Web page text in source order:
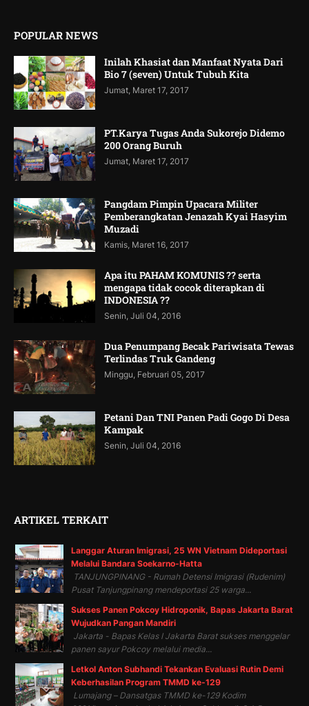
POPULAR NEWS
Inilah Khasiat dan Manfaat Nyata Dari
Bio 7 (seven) Untuk Tubuh Kita
Jumat, Maret 17, 2017
PT.Karya Tugas Anda Sukorejo Didemo
200 Orang Buruh
Jumat, Maret 17, 2017
Pangdam Pimpin Upacara Militer
Pemberangkatan Jenazah Kyai Hasyim
Muzadi
Kamis, Maret 16, 2017
Apa itu PAHAM KOMUNIS ?? serta
mengapa tidak cocok diterapkan di
INDONESIA ??
Senin, Juli 04, 2016
Dua Penumpang Becak Pariwisata Tewas
Terlindas Truk Gandeng
Minggu, Februari 05, 2017
Petani Dan TNI Panen Padi Gogo Di Desa
Kampak
Senin, Juli 04, 2016
ARTIKEL TERKAIT
Langgar Aturan Imigrasi, 25 WN Vietnam Dideportasi
Melalui Bandara Soekarno-Hatta
TANJUNGPINANG - Rumah Detensi Imigrasi (Rudenim)
Pusat Tanjungpinang mendeportasi 25 warga...
Sukses Panen Pokcoy Hidroponik, Bapas Jakarta Barat
Wujudkan Pangan Mandiri
Jakarta - Bapas Kelas I Jakarta Barat sukses menggelar
panen sayur Pokcoy melalui media...
Letkol Anton Subhandi Tekankan Evaluasi Rutin Demi
Keberhasilan Program TMMD ke-129
Lumajang – Dansatgas TMMD ke-129 Kodim